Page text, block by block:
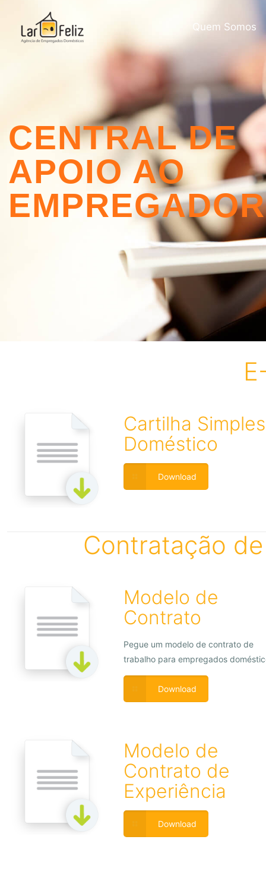
Quem Somos
Cartilha Simples
Doméstico
Download
Contratação
Modelo de
Contrato
Pegue um modelo de contrato de
trabalho para empregados
Download
Modelo de
Contrato de
Experiência
Download